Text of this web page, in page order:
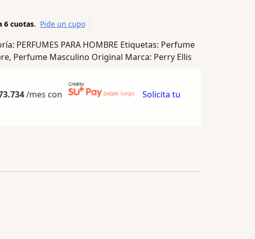
PERFUMES PARA HOMBRE Etiquetas: Perfume
, Perfume Masculino Original Marca: Perry Ellis
/mes con
Solicita tu